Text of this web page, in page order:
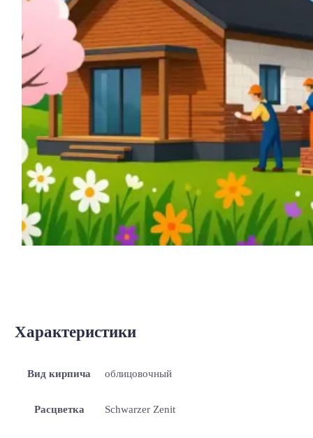
Характеристики
Вид кирпича облицовочный
Расцветка Schwarzer Zenit